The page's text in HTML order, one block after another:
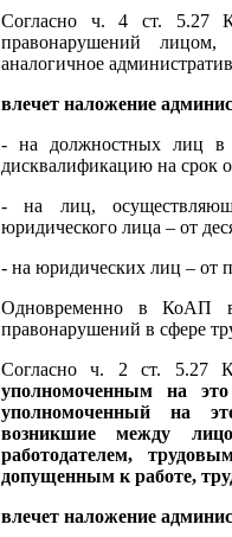
Согласно ч. 4 ст. 5.27
правонарушений лицом,
аналогичное
влечет наложение
- на должностных лиц в
дисквалификацию на срок
- на лиц,
юридического лица – от
- на юридических лиц – от
Одновременно в КоАП
правонарушений в сфере
Согласно ч. 2 ст.
уполномоченным на это
уполномоченный на
возникшие между
работодателем,
допущенным к работе,
влечет наложение